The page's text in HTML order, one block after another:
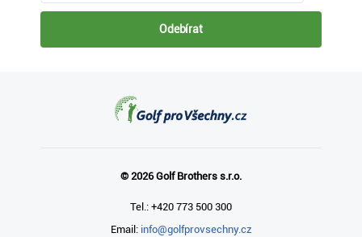
Odebírat
© 2026 Golf Brothers s.r.o.
Tel.: +420 773 500 300
Email: info@golfprovsechny.cz